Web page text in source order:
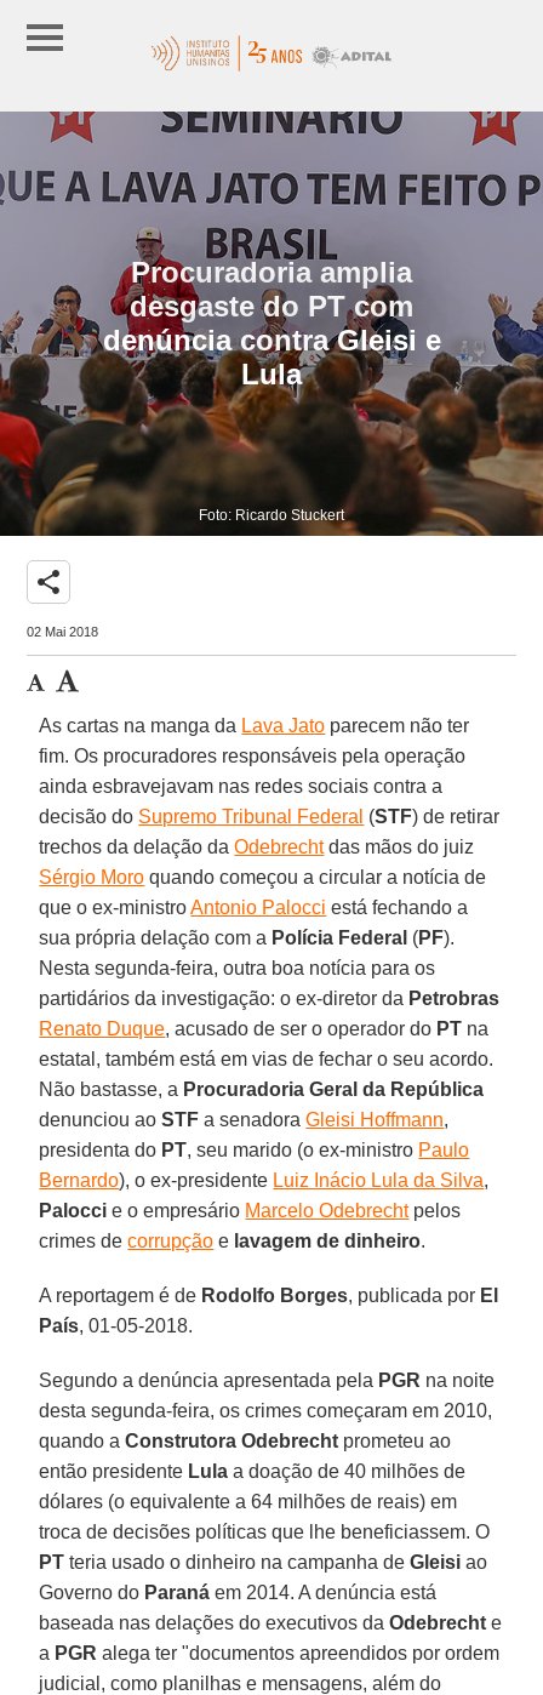
Procuradoria amplia
desgaste do PT com
denúncia contra Gleisi e
Lula
Foto: Ricardo Stuckert
share
02 Mai 2018
As cartas na manga da Lava Jato parecem não ter
fim. Os procuradores responsáveis pela operação
ainda esbravejavam nas redes sociais contra a
decisão do Supremo Tribunal Federal (STF) de retirar
trechos da delação daOdebrechtdas mãos do juiz
Sérgio Moro quando começou a circular a notícia de
que o ex-ministroAntonio Palocci está fechando a
sua própria delação com a Polícia Federal (PF).
Nesta segunda-feira, outra boa notícia para os
partidários da investigação: o ex-diretor da Petrobras
Renato Duque, acusado de ser o operador do PT na
estatal, também está em vias de fechar o seu acordo.
Não bastasse, a Procuradoria Geral da República
denunciou aoSTF a senadoraGleisi Hoffmann,
presidenta do PT, seu marido (o ex-ministro Paulo
Bernardo), o ex-presidente Luiz Inácio Lula da Silva,
Palocci e o empresário Marcelo Odebrechtpelos
crimes decorrupção e lavagem de dinheiro.
A reportagem é de Rodolfo Borges, publicada por El
País, 01-05-2018.
Segundo a denúncia apresentada pela PGR na noite
desta segunda-feira, os crimes começaram em 2010,
quando aConstrutora Odebrecht prometeu ao
então presidente Lula a doação de 40 milhões de
dólares (o equivalente a 64 milhões de reais) em
troca de decisões políticas que lhe beneficiassem. O
PT teria usado o dinheiro na campanha deGleisi ao
Governo do Paraná em 2014. A denúncia está
baseada nas delações do executivos daOdebrecht e
a PGR alega ter "documentos apreendidos por ordem
judicial, como planilhas e mensagens, além do